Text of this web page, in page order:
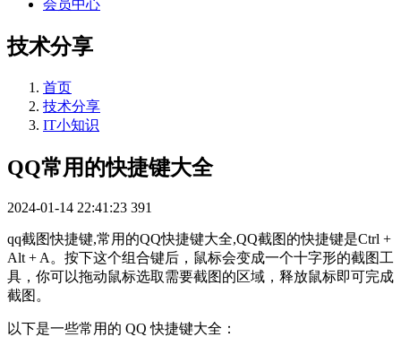
会员中心
技术分享
首页
技术分享
IT小知识
QQ常用的快捷键大全
2024-01-14 22:41:23 391
qq截图快捷键,常用的QQ快捷键大全,QQ截图的快捷键是Ctrl +
Alt + A。按下这个组合键后，鼠标会变成一个十字形的截图工
具，你可以拖动鼠标选取需要截图的区域，释放鼠标即可完成
截图。
以下是一些常用的 QQ 快捷键大全：